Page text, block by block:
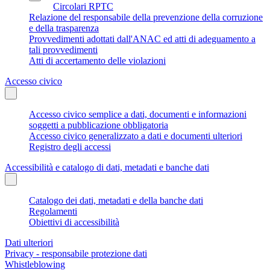
Circolari RPTC
Relazione del responsabile della prevenzione della corruzione
e della trasparenza
Provvedimenti adottati dall'ANAC ed atti di adeguamento a
tali provvedimenti
Atti di accertamento delle violazioni
Accesso civico
Accesso civico semplice a dati, documenti e informazioni
soggetti a pubblicazione obbligatoria
Accesso civico generalizzato a dati e documenti ulteriori
Registro degli accessi
Accessibilità e catalogo di dati, metadati e banche dati
Catalogo dei dati, metadati e della banche dati
Regolamenti
Obiettivi di accessibilità
Dati ulteriori
Privacy - responsabile protezione dati
Whistleblowing